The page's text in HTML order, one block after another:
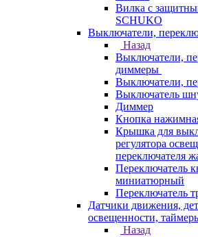
Вилка с
SCHUKO
Выключатели,
Назад
Выключатели,
диммеры
Выключатели,
Выключатель
Диммер
Кнопка
Крышка для
регулятора
переключателя
Переключатель
миниатюрный
Переключатель
Датчики движения,
освещенности,
Назад